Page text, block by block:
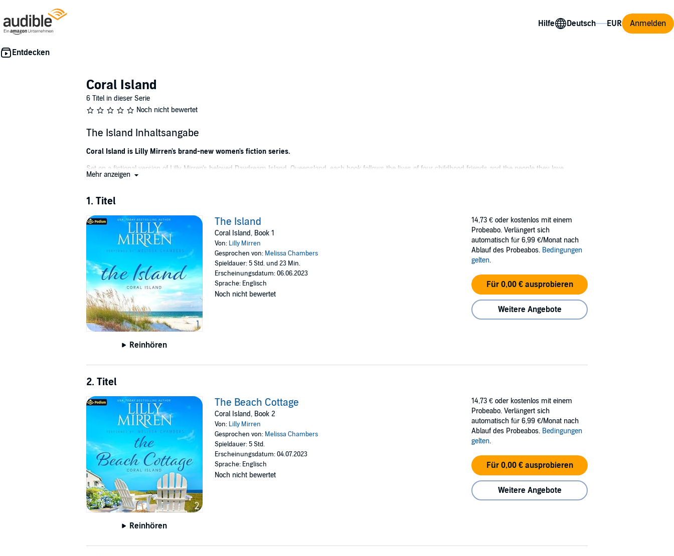
Hilfe Anmelden
Coral Island
6 Titel in dieser Serie
Noch nicht bewertet
The Island Inhaltsangabe
Coral Island is Lilly Mirren's brand-new women's fiction series.
Set on a fictional version of Lilly Mirren's beloved Daydream Island, Queensland, each book follows the lives of four childhood friends and the people they love.
They've grown apart over the years but come back together on the island. Get ready to share in the life of the Rushton family and their many island family and
©2023 Lilly Mirren (P)2023 Podium Audio
Mehr anzeigen
1. Titel
Reinhören
The Island
Coral Island, Book 1
Von: Lilly Mirren
Gesprochen von: Melissa Chambers
Spieldauer: 5 Std. und 23 Min.
Erscheinungsdatum: 06.06.2023
Sprache: Englisch
Noch nicht bewertet
14,73 € oder kostenlos mit einem
Probeabo. Verlängert sich
automatisch für 6,99 €/Monat nach
Ablauf des Probeabos. Bedingungen
gelten.
Für 0,00 € ausprobieren
Weitere Angebote
2. Titel
Reinhören
The Beach Cottage
Coral Island, Book 2
Von: Lilly Mirren
Gesprochen von: Melissa Chambers
Spieldauer: 5 Std.
Erscheinungsdatum: 04.07.2023
Sprache: Englisch
Noch nicht bewertet
14,73 € oder kostenlos mit einem
Probeabo. Verlängert sich
automatisch für 6,99 €/Monat nach
Ablauf des Probeabos. Bedingungen
gelten.
Für 0,00 € ausprobieren
Weitere Angebote